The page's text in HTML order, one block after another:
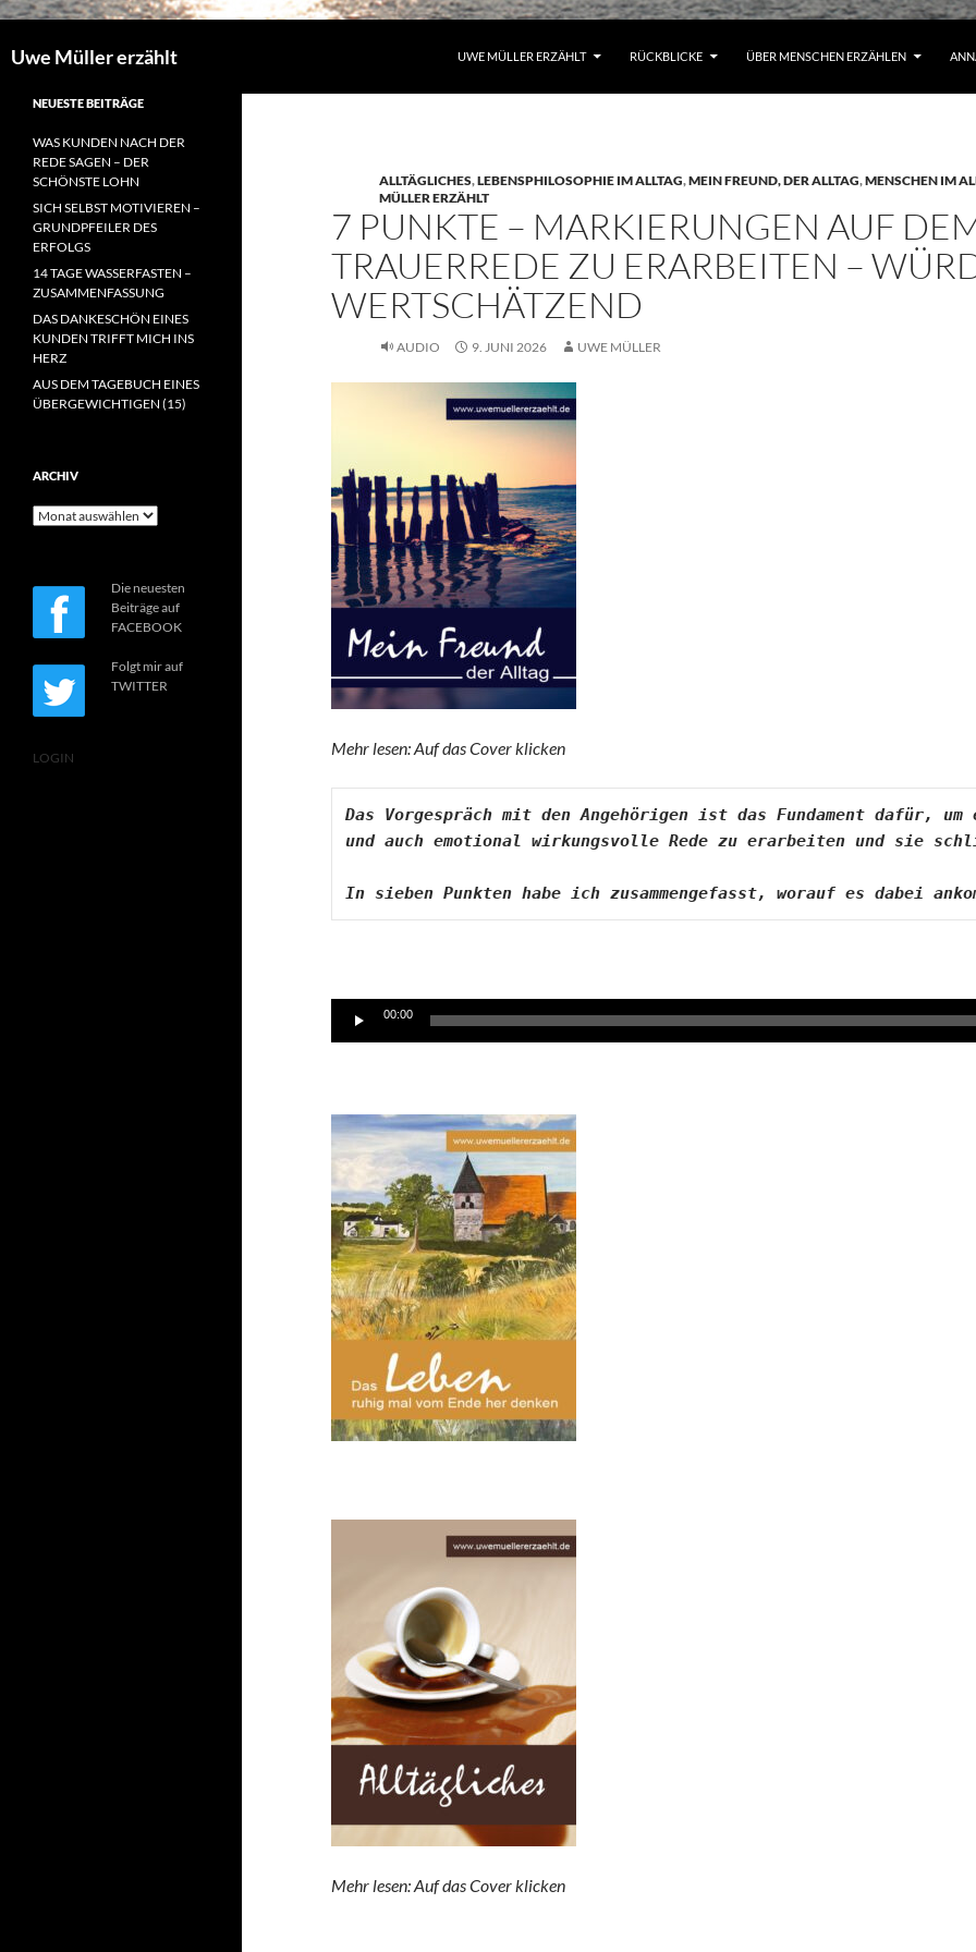
Uwe Müller erzählt UWE MÜLLER ERZÄHLT RÜCKBLICKE ÜBER MENSCHEN ERZÄHLEN
ALLTÄGLICHES,LEBENSPHILOSOPHIE IM ALLTAG,MEIN FREUND, DER ALLTAG,MENSCHEN IM
MÜLLER ERZÄHLT
7 PUNKTE – MARKIERUNGEN AUF
TRAUERREDE ZU ERARBEITEN –
WERTSCHÄTZEND
AUDIO 9. JUNI 2026 UWE MÜLLER
Mehr lesen: Auf das Cover klicken
Das Vorgespräch mit den Angehörigen ist das Fundament dafür,
und auch emotional wirkungsvolle Rede zu erarbeiten und sie
In sieben Punkten habe ich zusammengefasst, worauf es dabei
Audio-
00:00
Mehr lesen: Auf das Cover klicken
NEUESTE BEITRÄGE
WAS KUNDEN NACH DER
REDE SAGEN – DER
SCHÖNSTE LOHN
SICH SELBST MOTIVIEREN –
GRUNDPFEILER DES
ERFOLGS
14 TAGE WASSERFASTEN –
ZUSAMMENFASSUNG
DAS DANKESCHÖN EINES
KUNDEN TRIFFT MICH INS
HERZ
AUS DEM TAGEBUCH EINES
ÜBERGEWICHTIGEN (15)
ARCHIV
Archiv
Die neuesten
Beiträge auf
FACEBOOK
Folgt mir auf
TWITTER
LOGIN